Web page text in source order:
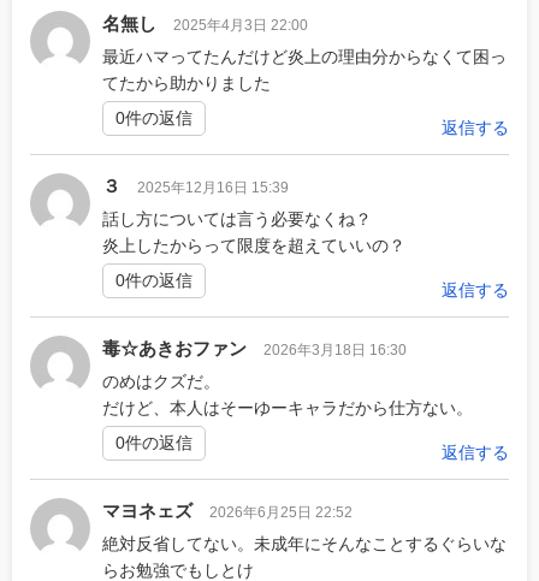
名無し 2025年4月3日 22:00
最近ハマってたんだけど炎上の理由分からなくて困っ
てたから助かりました
返信する
0件の返信
３ 2025年12月16日 15:39
話し方については言う必要なくね？
炎上したからって限度を超えていいの？
返信する
0件の返信
毒☆あきおファン 2026年3月18日 16:30
のめはクズだ。
だけど、本人はそーゆーキャラだから仕方ない。
返信する
0件の返信
マヨネェズ 2026年6月25日 22:52
絶対反省してない。未成年にそんなことするぐらいな
らお勉強でもしとけ